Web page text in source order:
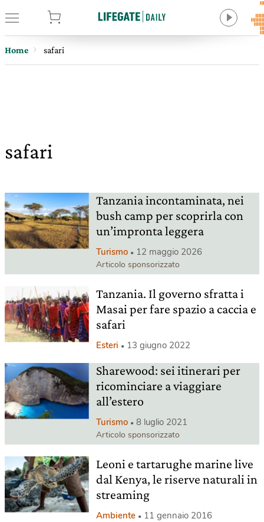
Home safari
safari
Tanzania incontaminata, nei
bush camp per scoprirla con
un’impronta leggera
Turismo 12 maggio 2026
Articolo sponsorizzato
Tanzania. Il governo sfratta i
Masai per fare spazio a caccia e
safari
Esteri 13 giugno 2022
Sharewood: sei itinerari per
ricominciare a viaggiare
all’estero
Turismo 8 luglio 2021
Articolo sponsorizzato
Leoni e tartarughe marine live
dal Kenya, le riserve naturali in
streaming
Ambiente 11 gennaio 2016